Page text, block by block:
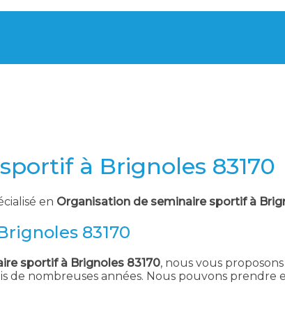
à Brignoles 83170
en Organisation de seminaire sportif à
83170
sportif à Brignoles 83170, nous vous
nombreuses années. Nous pouvons prendre